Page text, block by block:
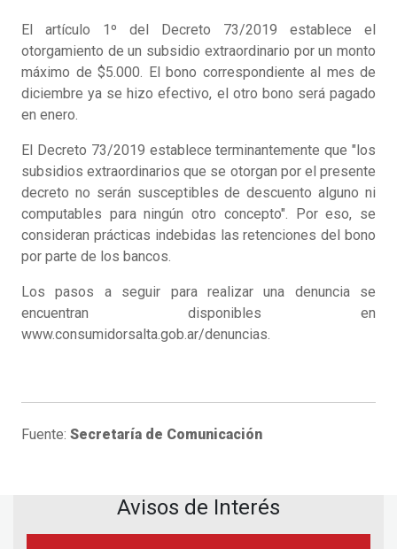
El artículo 1º del Decreto 73/2019 establece el
otorgamiento de un subsidio extraordinario por un monto
máximo de $5.000. El bono correspondiente al mes de
diciembre ya se hizo efectivo, el otro bono será pagado
en enero.
El Decreto 73/2019 establece terminantemente que "los
subsidios extraordinarios que se otorgan por el presente
decreto no serán susceptibles de descuento alguno ni
computables para ningún otro concepto". Por eso, se
consideran prácticas indebidas las retenciones del bono
por parte de los bancos.
Los pasos a seguir para realizar una denuncia se
encuentran disponibles en
www.consumidorsalta.gob.ar/denuncias.
Fuente: Secretaría de Comunicación
Avisos de Interés